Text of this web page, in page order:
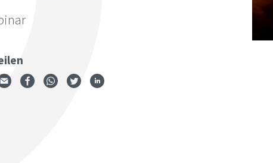
Via Mail teilen
Auf Facebook teilen
Auf WhatsApp teilen
Auf Twitter teilen
Auf LinkedIn teilen